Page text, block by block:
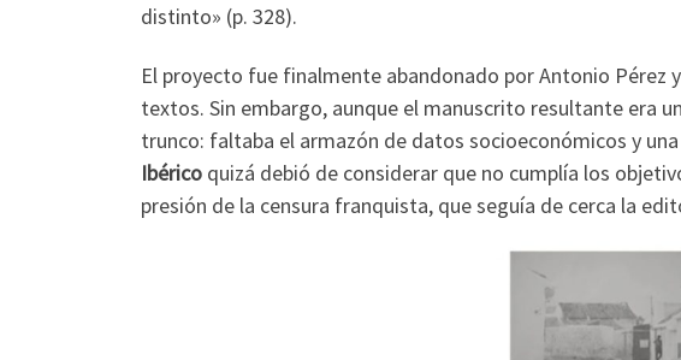
distinto» (p. 328).
El proyecto fue finalmente abandonado por Antonio Pérez
textos. Sin embargo, aunque el manuscrito resultante era
trunco: faltaba el armazón de datos socioeconómicos y
Ibérico quizá debió de considerar que no cumplía los
presión de la censura franquista, que seguía de cerca la